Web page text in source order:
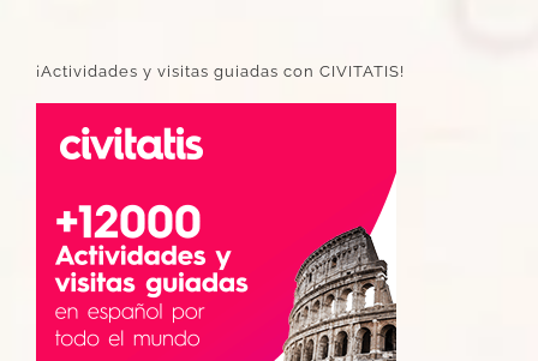
¡Actividades y visitas guiadas con CIVITATIS!